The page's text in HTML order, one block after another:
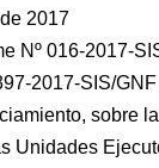
2017
Nº 016-2017-
2017-SIS/
sobre
Unidades